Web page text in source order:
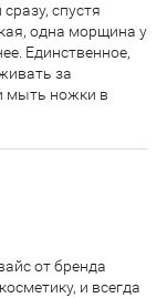
спустя
одна морщина у
Единственное,
за
мыть ножки в
от бренда
и всегда